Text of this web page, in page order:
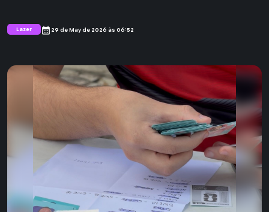
Lazer calendar_month 29 de May de 2026 às 06:52